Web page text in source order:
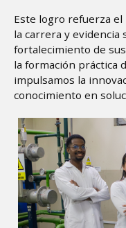
Este logro refuerza
la carrera y evidencia
fortalecimiento de
la formación práctica
impulsamos la
conocimiento en
Image